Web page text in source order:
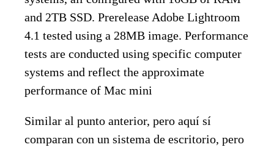
and 2TB SSD. Prerelease Adobe Lightroom
4.1 tested using a 28MB image. Performance
tests are conducted using specific computer
systems and reflect the approximate
performance of Mac mini
Similar al punto anterior, pero aquí sí
comparan con un sistema de escritorio, pero